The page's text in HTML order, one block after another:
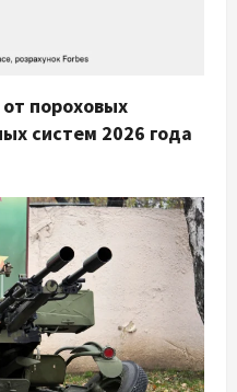
пороховых
систем 2026 года